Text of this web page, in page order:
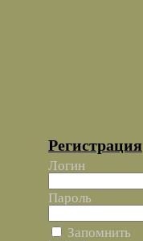
Регистрация
Логин
Пароль
Запомнить